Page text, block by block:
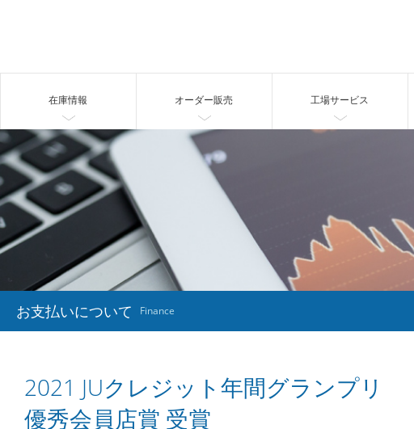
在庫情報 オーダー販売 工場サービス
お支払いについて Finance
2021 JUクレジット年間グランプリ
優秀会員店賞 受賞